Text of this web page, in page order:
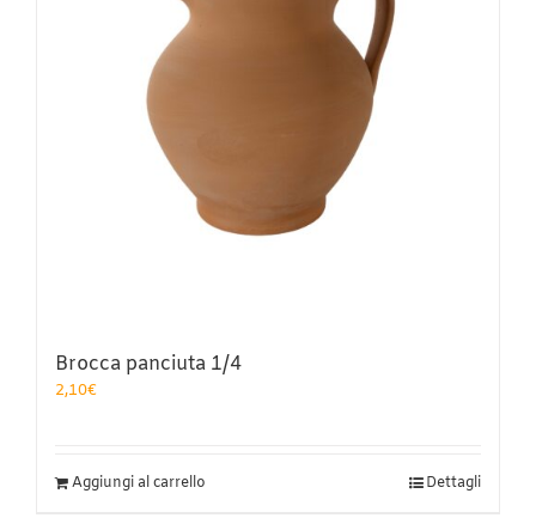
Brocca panciuta 1/4
2,10€
Aggiungi al carrello Dettagli